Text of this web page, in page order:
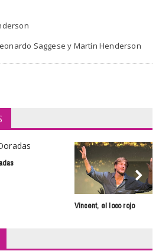
Saggese y Martín Henderson
Vincent, el loco rojo